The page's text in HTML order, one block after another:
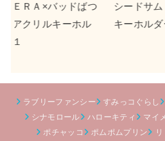
リル
スターズ キャンバス
トート
ラブリーファンシー すみっコぐらし
シナモロール
ハローキティ マイ
ポチャッコ
ポムポムプリン